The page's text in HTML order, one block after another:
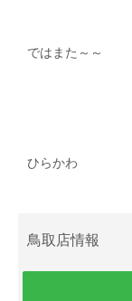
ではまた～～
ひらかわ
鳥取店情報